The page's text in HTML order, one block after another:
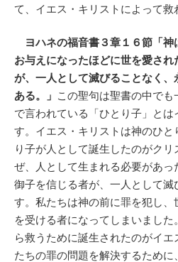
て、イエス・キリストによって救
ヨハネの福音書３章１６節「神
お与えになったほどに世を愛さ
が、一人として滅びることなく
ある。」 この聖句は聖書の中でも
で言われている「ひとり子」と
す。イエス・キリストは神のひと
り子が人として誕生したのがク
ぜ、人として生まれる必要があ
御子を信じる者が、一人として滅
す。私たちは神の前に罪を犯し、
を受ける者になってしまいまし
ら救うために誕生されたのがイ
たちの罪の問題を解決するため